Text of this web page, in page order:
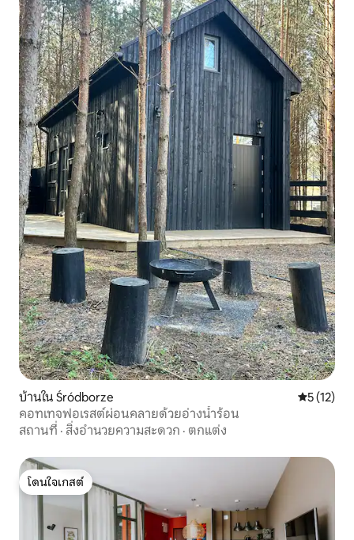
บ้านใน Śródborze คะแนนเฉลี่
5 (12)
คอทเทจฟอเรสต์ผ่อนคลายด้วยอ่างน้ำร้อน
สถานที่ · สิ่งอำนวยความสะดวก · ตกแต่ง
โดนใจเกสต์
โดนใจเกสต์